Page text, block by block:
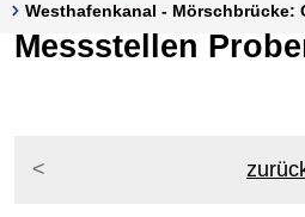
Westhafenkanal -
Messstellen